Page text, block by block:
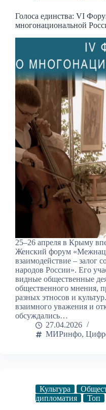
Голоса единства: VI
многонациональной
25–26 апреля в Крыму
Женский форум
взаимодействие – залог
народов России». Его
видные общественные
общественного мнения,
разных этносов и
взаимного уважения и
обсуждались…
27.04.2026
МИРинфо,
Культура
дипломатия
Топ